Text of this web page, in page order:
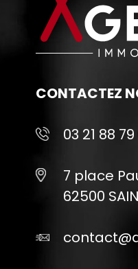
CONTACTEZ
03 21 88 79
7 place
62500